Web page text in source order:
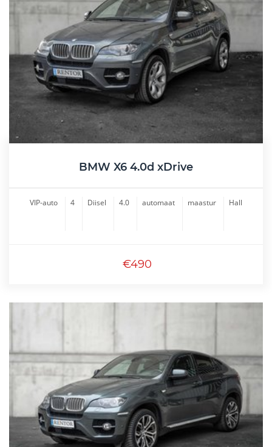
BMW X6 4.0d xDrive
VIP-auto 4 Diisel 4.0 automaat maastur Hall
€490